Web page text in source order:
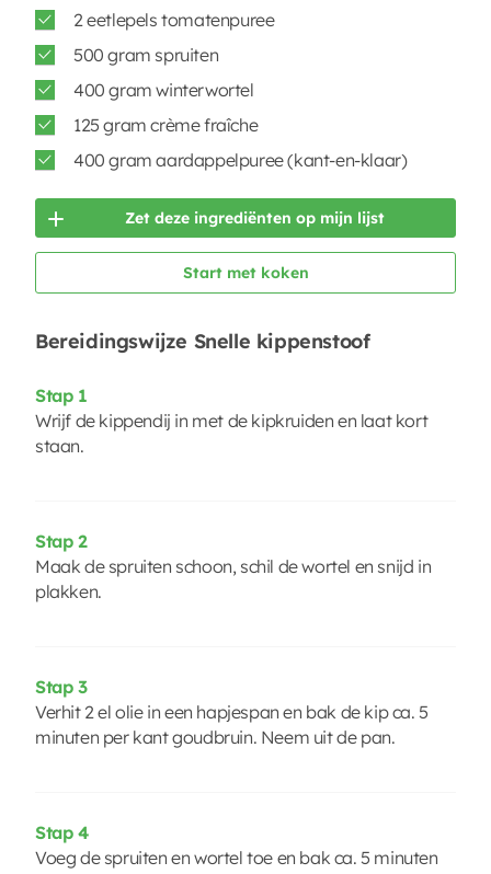
2 eetlepels tomatenpuree
500 gram spruiten
400 gram winterwortel
125 gram crème fraîche
400 gram aardappelpuree (kant-en-klaar)
Zet deze ingrediënten op mijn lijst
Start met koken
Bereidingswijze Snelle kippenstoof
Stap 1
Wrijf de kippendij in met de kipkruiden en laat kort
staan.
Stap 2
Maak de spruiten schoon, schil de wortel en snijd in
plakken.
Stap 3
Verhit 2 el olie in een hapjespan en bak de kip ca. 5
minuten per kant goudbruin. Neem uit de pan.
Stap 4
Voeg de spruiten en wortel toe en bak ca. 5 minuten